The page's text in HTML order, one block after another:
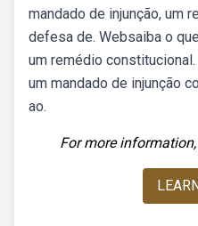
mandado de injunção, um
defesa de. Websaiba o
um remédio
um mandado de injunção
ao.
For more